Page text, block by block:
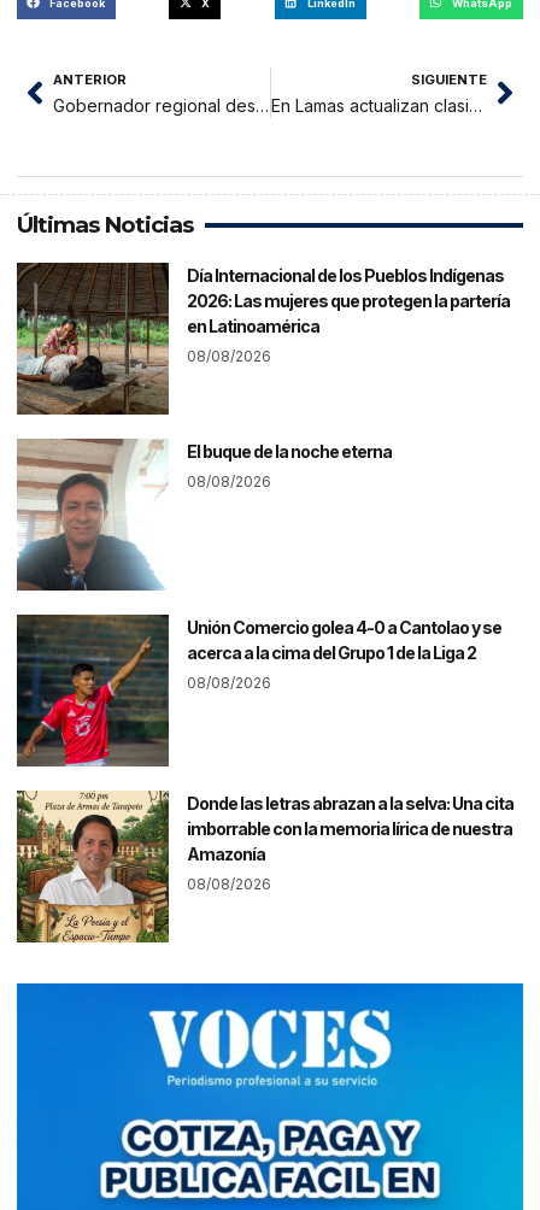
ANTERIOR
Gobernador regional designa nuevos funcionarios en Yurimaguas
SIGUIENTE
En Lamas actualizan clasificación socioeconómica de familias
Últimas Noticias
Día Internacional de los Pueblos Indígenas
2026: Las mujeres que protegen la partería
en Latinoamérica
08/08/2026
El buque de la noche eterna
08/08/2026
Unión Comercio golea 4-0 a Cantolao y se
acerca a la cima del Grupo 1 de la Liga 2
08/08/2026
Donde las letras abrazan a la selva: Una cita
imborrable con la memoria lírica de nuestra
Amazonía
08/08/2026